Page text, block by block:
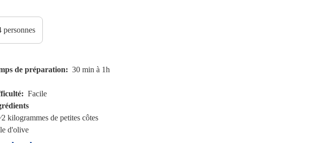
de préparation 30 min à 1h
Facile
kilogrammes de petites côtes
d'olive